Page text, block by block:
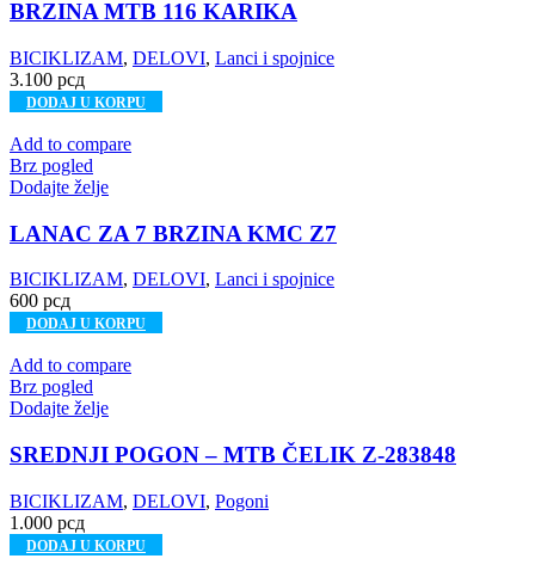
BRZINA MTB 116 KARIKA
BICIKLIZAM, DELOVI, Lanci i spojnice
3.100 рсд
DODAJ U KORPU
Add to compare
Brz pogled
Dodajte želje
LANAC ZA 7 BRZINA KMC Z7
BICIKLIZAM, DELOVI, Lanci i spojnice
600 рсд
DODAJ U KORPU
Add to compare
Brz pogled
Dodajte želje
SREDNJI POGON – MTB ČELIK Z-283848
BICIKLIZAM, DELOVI, Pogoni
1.000 рсд
DODAJ U KORPU